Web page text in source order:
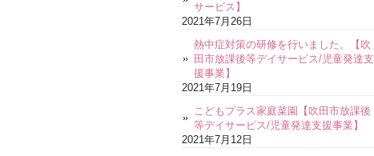
サービス】
2021年7月26日
熱中症対策の研修を行いました。【吹
田市放課後等デイサービス/児童発達支
援事業】
2021年7月19日
こどもプラス家庭菜園【吹田市放課後
等デイサービス/児童発達支援事業】
2021年7月12日